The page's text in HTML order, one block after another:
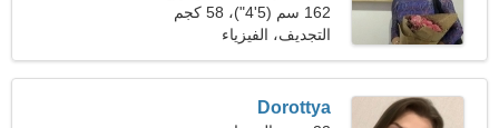
38-40
162 سم (5'4")، 58 كجم
(127 رطلا)
التجديف، الفيزياء
Dorottya